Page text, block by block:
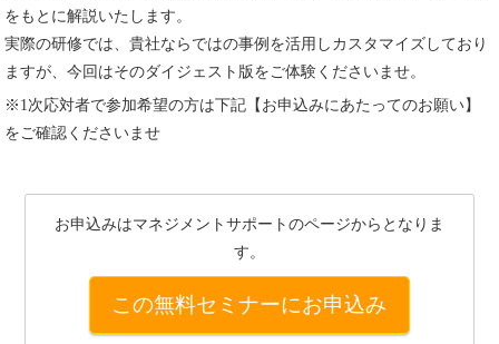
をもとに解説いたします。
実際の研修では、貴社ならではの事例を活用しカスタマイズしており
ますが、今回はそのダイジェスト版をご体験くださいませ。
※1次応対者で参加希望の方は下記【お申込みにあたってのお願い】
をご確認くださいませ
お申込みはマネジメントサポートのページからとなりま
す。
この無料セミナーにお申込み